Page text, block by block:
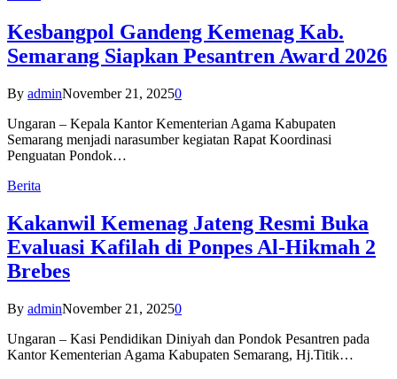
Kesbangpol Gandeng Kemenag Kab.
Semarang Siapkan Pesantren Award 2026
By adminNovember 21, 20250
Ungaran – Kepala Kantor Kementerian Agama Kabupaten
Semarang menjadi narasumber kegiatan Rapat Koordinasi
Penguatan Pondok…
Berita
Kakanwil Kemenag Jateng Resmi Buka
Evaluasi Kafilah di Ponpes Al-Hikmah 2
Brebes
By adminNovember 21, 20250
Ungaran – Kasi Pendidikan Diniyah dan Pondok Pesantren pada
Kantor Kementerian Agama Kabupaten Semarang, Hj.Titik…